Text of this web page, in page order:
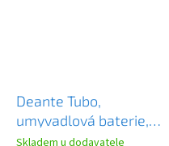
Deante Tubo,
umyvadlová baterie,
chromová, DEA-
Skladem u dodavatele